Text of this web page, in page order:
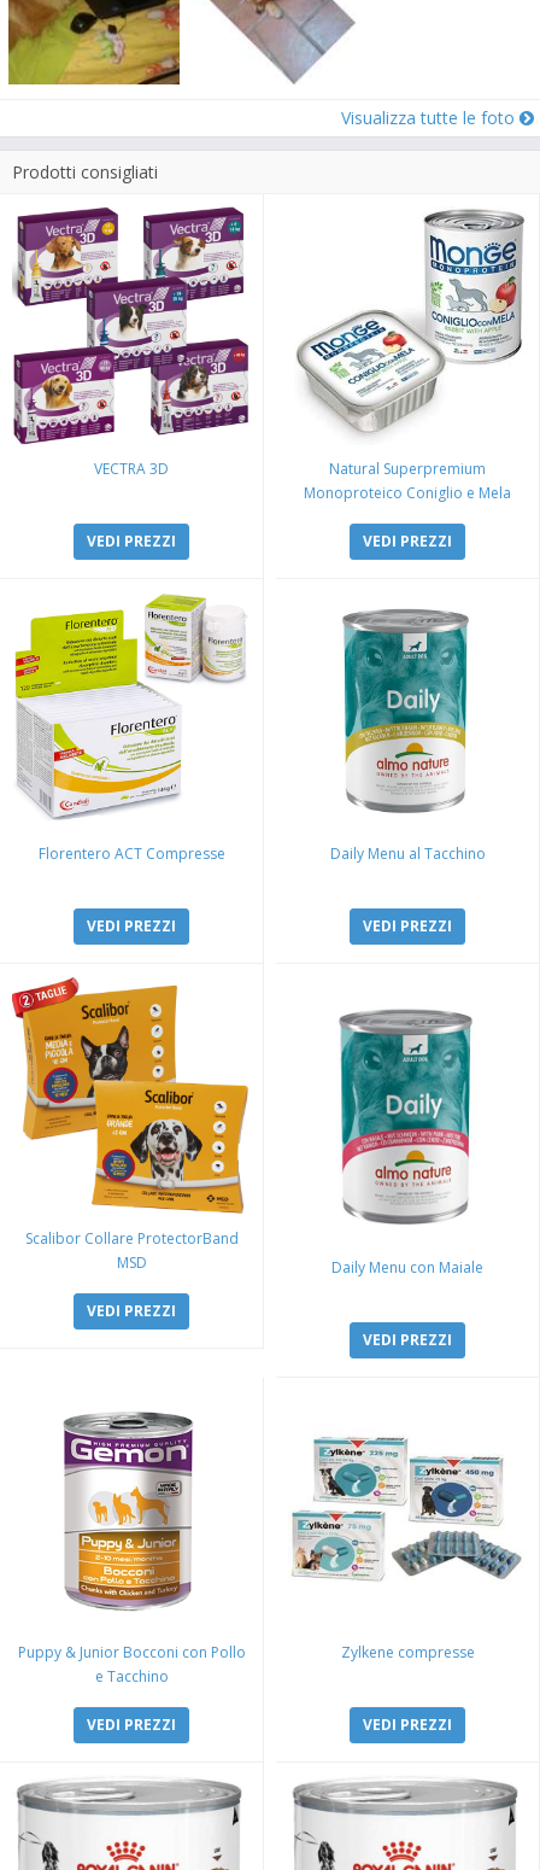
Visualizza tutte le foto
Prodotti consigliati
VECTRA 3D
VEDI PREZZI
Natural Superpremium
Monoproteico Coniglio e Mela
VEDI PREZZI
Florentero ACT Compresse
VEDI PREZZI
Daily Menu al Tacchino
VEDI PREZZI
Scalibor Collare ProtectorBand
MSD
VEDI PREZZI
Daily Menu con Maiale
VEDI PREZZI
Puppy & Junior Bocconi con Pollo
e Tacchino
VEDI PREZZI
Zylkene compresse
VEDI PREZZI